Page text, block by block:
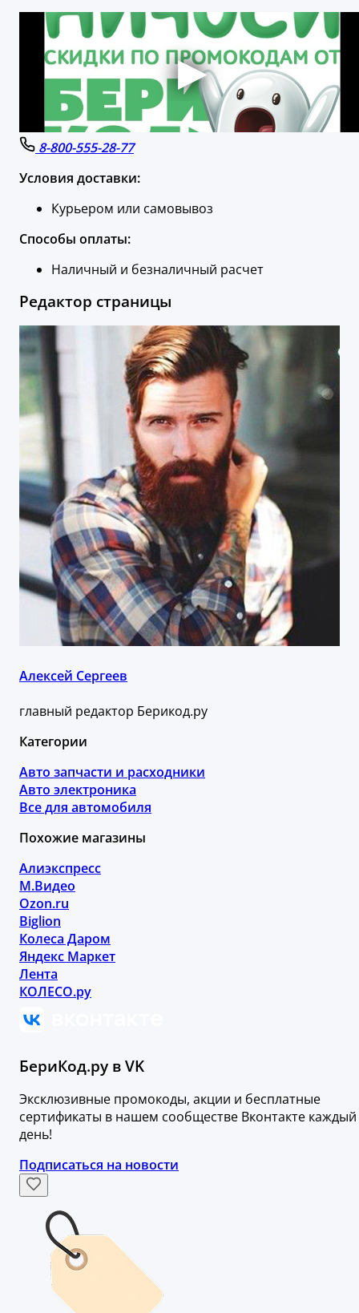
8-800-555-28-77
Условия доставки:
Курьером или самовывоз
Способы оплаты:
Наличный и безналичный расчет
Редактор страницы
Алексей Сергеев
главный редактор Берикод.ру
Категории
Авто запчасти и расходники
Авто электроника
Все для автомобиля
Похожие магазины
Алиэкспресс
М.Видео
Ozon.ru
Biglion
Колеса Даром
Яндекс Маркет
Лента
КОЛЕСО.ру
БериКод.ру в VK
Эксклюзивные промокоды, акции и бесплатные
сертификаты в нашем сообществе Вконтакте каждый
день!
Подписаться на новости